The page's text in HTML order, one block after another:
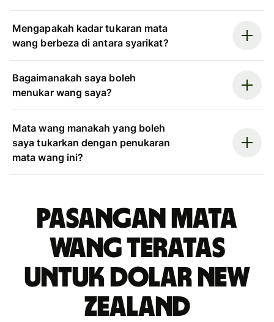
Mengapakah kadar tukaran mata
wang berbeza di antara syarikat?
Bagaimanakah saya boleh
menukar wang saya?
Mata wang manakah yang boleh
saya tukarkan dengan penukaran
mata wang ini?
Pasangan mata
wang teratas
untuk dolar New
Zealand